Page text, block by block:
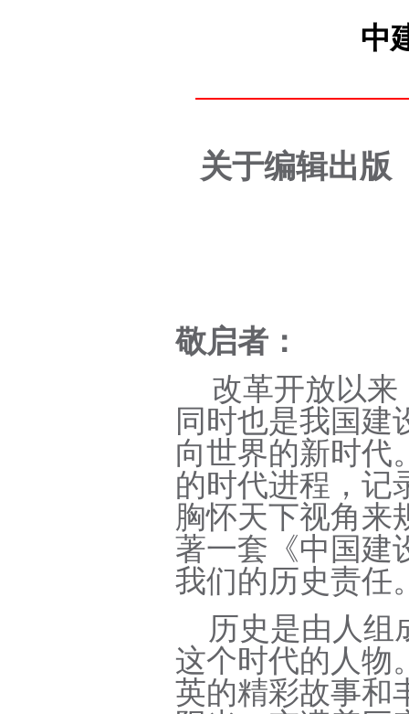
中
关于编辑出版
敬启者：
改革开放以
同时也是我国建
向世界的新时代
的时代进程，记
胸怀天下视角来
著一套《中国建
我们的历史责任
历史是由人组
这个时代的人物
英的精彩故事和